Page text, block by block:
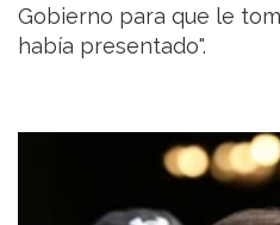
Gobierno para que le
había presentado".